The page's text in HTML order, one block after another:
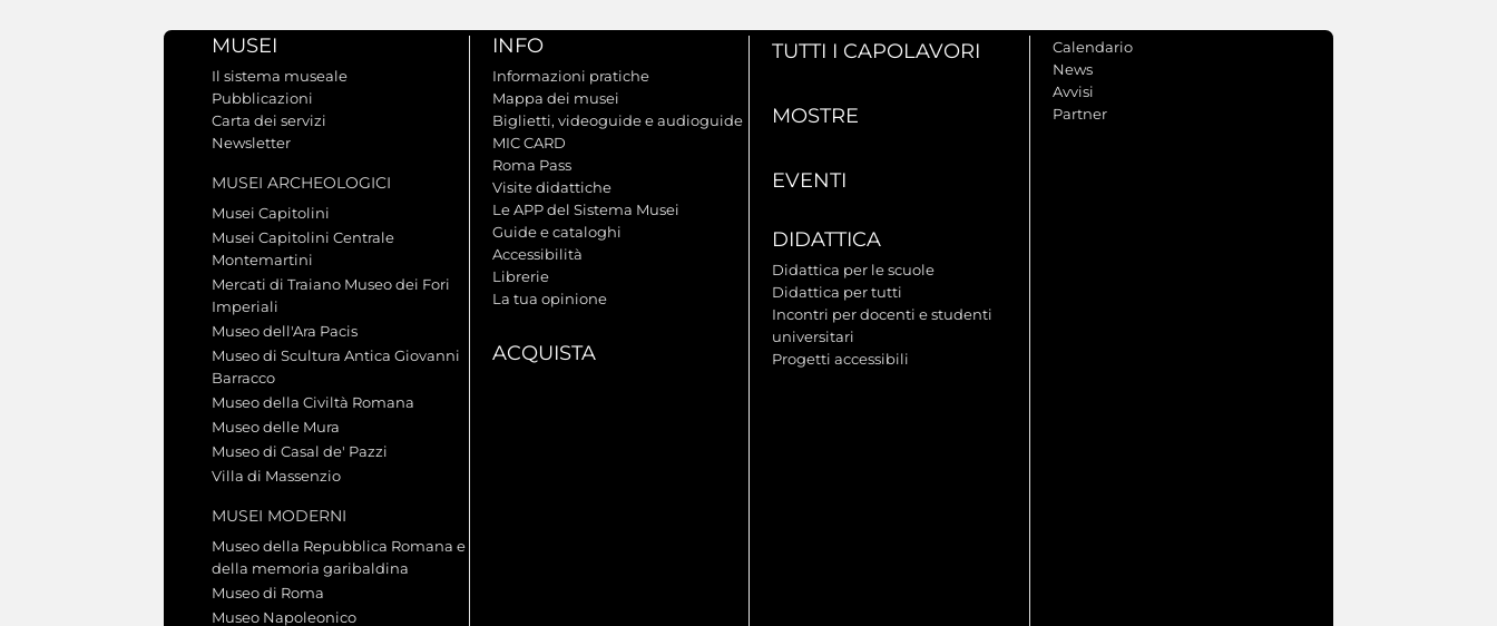
MUSEI
Il sistema museale
Pubblicazioni
Carta dei servizi
Newsletter
MUSEI ARCHEOLOGICI
Musei Capitolini
Musei Capitolini Centrale
Montemartini
Mercati di Traiano Museo dei Fori
Imperiali
Museo dell'Ara Pacis
Museo di Scultura Antica Giovanni
Barracco
Museo della Civiltà Romana
Museo delle Mura
Museo di Casal de' Pazzi
Villa di Massenzio
MUSEI MODERNI
Museo della Repubblica Romana e
della memoria garibaldina
Museo di Roma
Museo Napoleonico
INFO
Informazioni pratiche
Mappa dei musei
Biglietti, videoguide e audioguide
MIC CARD
Roma Pass
Visite didattiche
Le APP del Sistema Musei
Guide e cataloghi
Accessibilità
Librerie
La tua opinione
ACQUISTA
TUTTI I CAPOLAVORI
MOSTRE
EVENTI
DIDATTICA
Didattica per le scuole
Didattica per tutti
Incontri per docenti e studenti
universitari
Progetti accessibili
Calendario
News
Avvisi
Partner